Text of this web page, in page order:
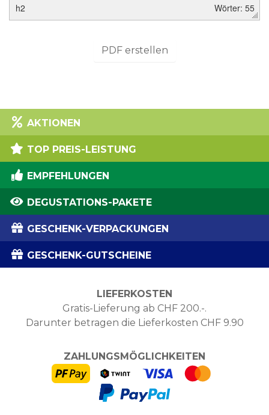
h2 Wörter: 55
PDF erstellen
AKTIONEN
TOP PREIS-LEISTUNG
EMPFEHLUNGEN
DEGUSTATIONS-PAKETE
GESCHENK-VERPACKUNGEN
GESCHENK-GUTSCHEINE
LIEFERKOSTEN
Gratis-Lieferung ab CHF 200.-.
Darunter betragen die Lieferkosten CHF 9.90
ZAHLUNGSMÖGLICHKEITEN